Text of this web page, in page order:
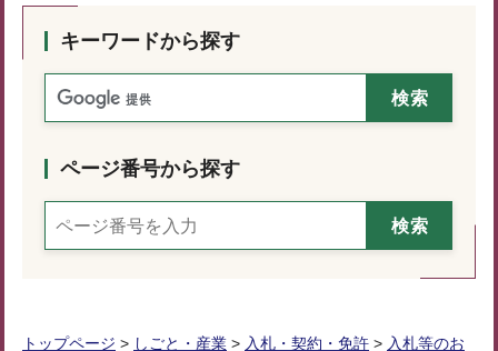
キーワードから探す
ページ番号から探す
トップページ > しごと・産業 > 入札・契約・免許 > 入札等のお